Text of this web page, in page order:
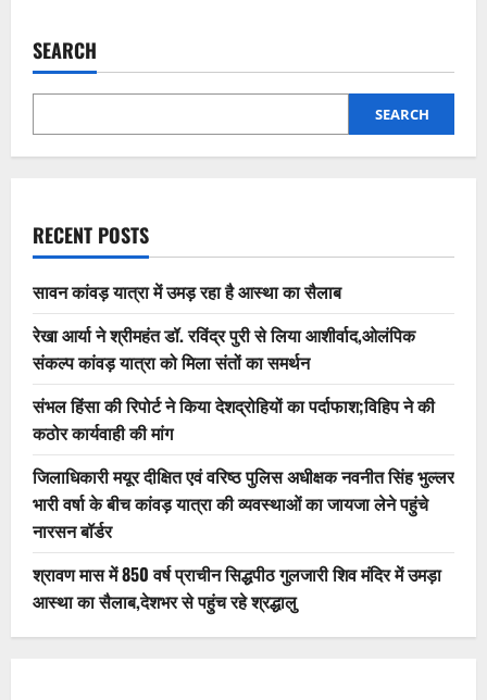
SEARCH
SEARCH
RECENT POSTS
सावन कांवड़ यात्रा में उमड़ रहा है आस्था का सैलाब
रेखा आर्या ने श्रीमहंत डॉ. रविंद्र पुरी से लिया आशीर्वाद,ओलंपिक
संकल्प कांवड़ यात्रा को मिला संतों का समर्थन
संभल हिंसा की रिपोर्ट ने किया देशद्रोहियों का पर्दाफाश;विहिप ने की
कठोर कार्यवाही की मांग
जिलाधिकारी मयूर दीक्षित एवं वरिष्ठ पुलिस अधीक्षक नवनीत सिंह भुल्लर
भारी वर्षा के बीच कांवड़ यात्रा की व्यवस्थाओं का जायजा लेने पहुंचे
नारसन बॉर्डर
श्रावण मास में 850 वर्ष प्राचीन सिद्धपीठ गुलजारी शिव मंदिर में उमड़ा
आस्था का सैलाब,देशभर से पहुंच रहे श्रद्धालु